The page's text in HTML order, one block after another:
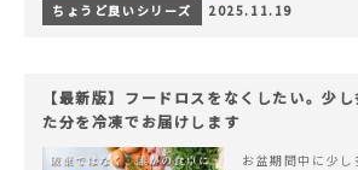
ちょうど良いシリーズ 2025.11.19
【最新版】フードロスをなくしたい。少
た分を冷凍でお届けします
お盆期間中に少